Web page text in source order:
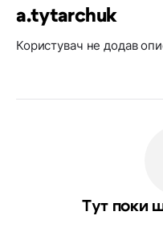
a.tytarchuk
Користувач не додав
Тут поки